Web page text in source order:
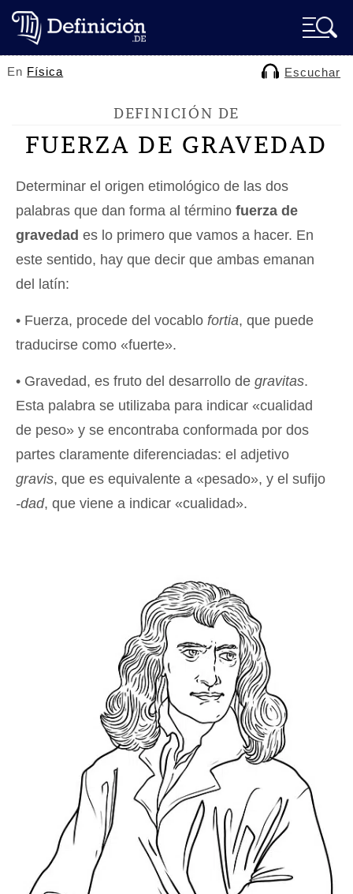
En Física Escuchar
DEFINICIÓN DE
FUERZA DE GRAVEDAD
Determinar el origen etimológico de las dos
palabras que dan forma al término fuerza de
gravedad es lo primero que vamos a hacer. En
este sentido, hay que decir que ambas emanan
del latín:
• Fuerza, procede del vocablo fortia, que puede
traducirse como «fuerte».
• Gravedad, es fruto del desarrollo de gravitas.
Esta palabra se utilizaba para indicar «cualidad
de peso» y se encontraba conformada por dos
partes claramente diferenciadas: el adjetivo
gravis, que es equivalente a «pesado», y el sufijo
-dad, que viene a indicar «cualidad».